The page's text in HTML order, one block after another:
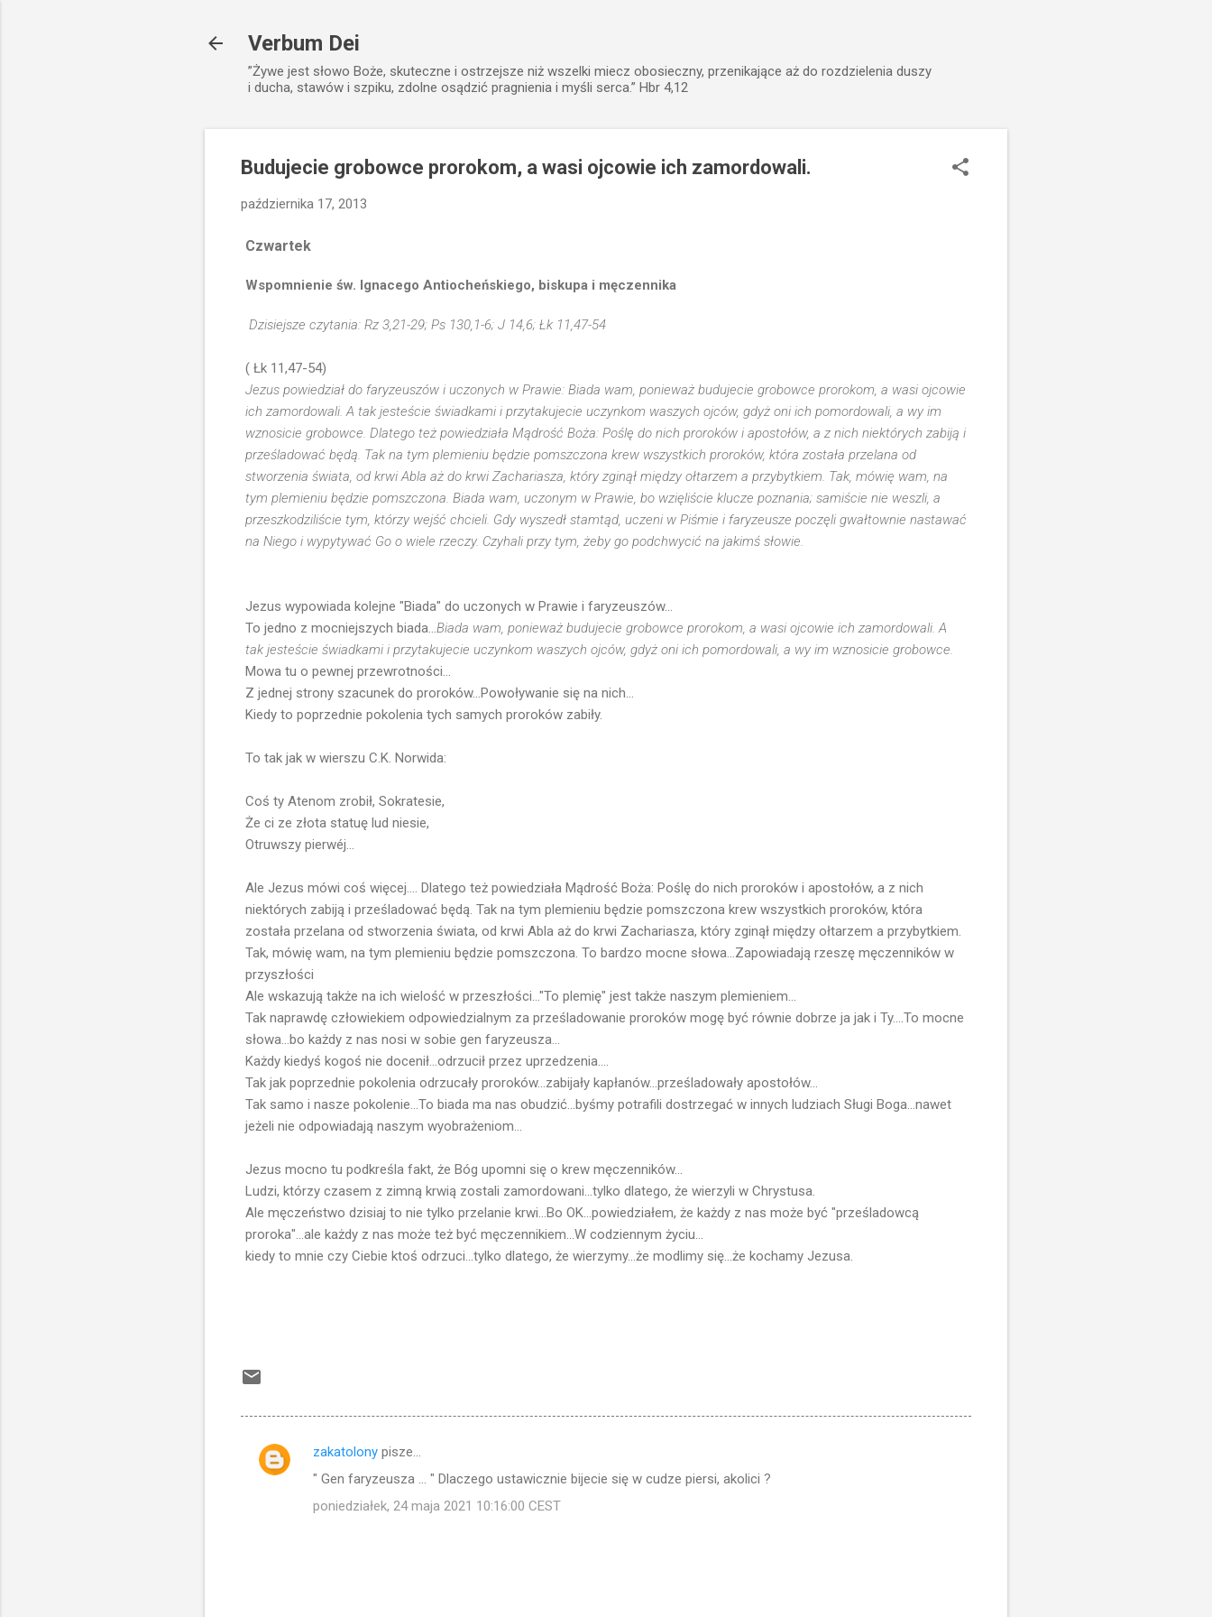
Verbum Dei
”Żywe jest słowo Boże, skuteczne i ostrzejsze niż wszelki miecz obosieczny, przenikające aż do rozdzielenia duszy
i ducha, stawów i szpiku, zdolne osądzić pragnienia i myśli serca.” Hbr 4,12
Budujecie grobowce prorokom, a wasi ojcowie ich zamordowali.
października 17, 2013
Czwartek
Wspomnienie św. Ignacego Antiocheńskiego, biskupa i męczennika
Dzisiejsze czytania: Rz 3,21-29; Ps 130,1-6; J 14,6; Łk 11,47-54
( Łk 11,47-54)
Jezus powiedział do faryzeuszów i uczonych w Prawie: Biada wam, ponieważ budujecie grobowce prorokom, a wasi ojcowie
ich zamordowali. A tak jesteście świadkami i przytakujecie uczynkom waszych ojców, gdyż oni ich pomordowali, a wy im
wznosicie grobowce. Dlatego też powiedziała Mądrość Boża: Poślę do nich proroków i apostołów, a z nich niektórych zabiją i
prześladować będą. Tak na tym plemieniu będzie pomszczona krew wszystkich proroków, która została przelana od
stworzenia świata, od krwi Abla aż do krwi Zachariasza, który zginął między ołtarzem a przybytkiem. Tak, mówię wam, na
tym plemieniu będzie pomszczona. Biada wam, uczonym w Prawie, bo wzięliście klucze poznania; samiście nie weszli, a
przeszkodziliście tym, którzy wejść chcieli. Gdy wyszedł stamtąd, uczeni w Piśmie i faryzeusze poczęli gwałtownie nastawać
na Niego i wypytywać Go o wiele rzeczy. Czyhali przy tym, żeby go podchwycić na jakimś słowie.
Jezus wypowiada kolejne "Biada" do uczonych w Prawie i faryzeuszów...
To jedno z mocniejszych biada...Biada wam, ponieważ budujecie grobowce prorokom, a wasi ojcowie ich zamordowali. A
tak jesteście świadkami i przytakujecie uczynkom waszych ojców, gdyż oni ich pomordowali, a wy im wznosicie grobowce.
Mowa tu o pewnej przewrotności...
Z jednej strony szacunek do proroków...Powoływanie się na nich...
Kiedy to poprzednie pokolenia tych samych proroków zabiły.
To tak jak w wierszu C.K. Norwida:
Coś ty Atenom zrobił, Sokratesie,
Że ci ze złota statuę lud niesie,
Otruwszy pierwéj...
Ale Jezus mówi coś więcej.... Dlatego też powiedziała Mądrość Boża: Poślę do nich proroków i apostołów, a z nich
niektórych zabiją i prześladować będą. Tak na tym plemieniu będzie pomszczona krew wszystkich proroków, która
została przelana od stworzenia świata, od krwi Abla aż do krwi Zachariasza, który zginął między ołtarzem a przybytkiem.
Tak, mówię wam, na tym plemieniu będzie pomszczona. To bardzo mocne słowa...Zapowiadają rzeszę męczenników w
przyszłości
Ale wskazują także na ich wielość w przeszłości..."To plemię" jest także naszym plemieniem...
Tak naprawdę człowiekiem odpowiedzialnym za prześladowanie proroków mogę być równie dobrze ja jak i Ty....To mocne
słowa...bo każdy z nas nosi w sobie gen faryzeusza...
Każdy kiedyś kogoś nie docenił...odrzucił przez uprzedzenia....
Tak jak poprzednie pokolenia odrzucały proroków...zabijały kapłanów...prześladowały apostołów...
Tak samo i nasze pokolenie...To biada ma nas obudzić...byśmy potrafili dostrzegać w innych ludziach Sługi Boga...nawet
jeżeli nie odpowiadają naszym wyobrażeniom...
Jezus mocno tu podkreśla fakt, że Bóg upomni się o krew męczenników...
Ludzi, którzy czasem z zimną krwią zostali zamordowani...tylko dlatego, że wierzyli w Chrystusa.
Ale męczeństwo dzisiaj to nie tylko przelanie krwi...Bo OK...powiedziałem, że każdy z nas może być "prześladowcą
proroka"...ale każdy z nas może też być męczennikiem...W codziennym życiu...
kiedy to mnie czy Ciebie ktoś odrzuci...tylko dlatego, że wierzymy...że modlimy się...że kochamy Jezusa.
K
zakatolony pisze…
" Gen faryzeusza ... " Dlaczego ustawicznie bijecie się w cudze piersi, akolici ?
poniedziałek, 24 maja 2021 10:16:00 CEST